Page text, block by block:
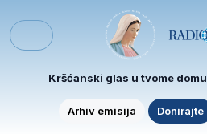
Menu
Kršćanski glas u tvome domu
Arhiv emisija Donirajte